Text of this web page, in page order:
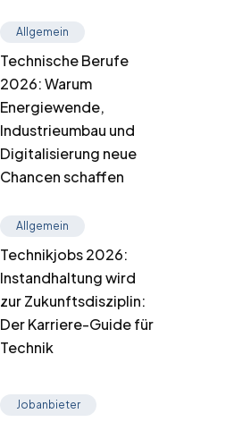
Allgemein
Technische Berufe
2026: Warum
Energiewende,
Industrieumbau und
Digitalisierung neue
Chancen schaffen
Allgemein
Technikjobs 2026:
Instandhaltung wird
zur Zukunftsdisziplin:
Der Karriere-Guide für
Technik
Jobanbieter